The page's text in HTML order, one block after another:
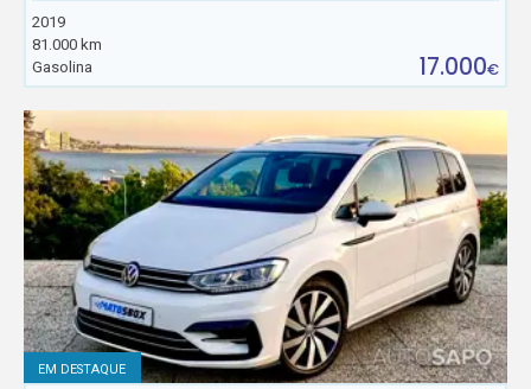
2019
81.000 km
Gasolina
17.000€
EM DESTAQUE